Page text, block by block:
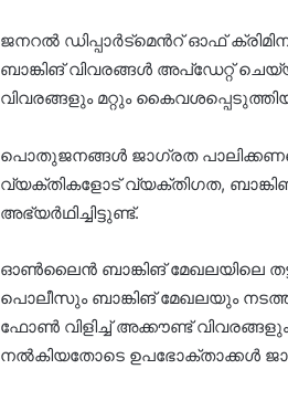
ജനറല്‍ ഡിപ്പാർട്മെന്‍റ് ഓഫ്
ബാങ്കിങ് വിവരങ്ങള്‍ അപ്ഡേറ്റ്
വിവരങ്ങളും മറ്റും
പൊതുജനങ്ങള്‍ ജാഗ്രത
വ്യക്തികളോട് വ്യക്തിഗത,
അഭ്യർഥിച്ചിട്ടുണ്ട്.
ഓണ്‍ലൈൻ ബാങ്കിങ് മേഖലയിലെ
പൊലീസും ബാങ്കിങ് മേഖലയും
ഫോണ്‍ വിളിച്ച്‌ അക്കൗണ്ട് വിവരങ്ങളും
നല്‍കിയതോടെ ഉപഭോക്താക്കള്‍